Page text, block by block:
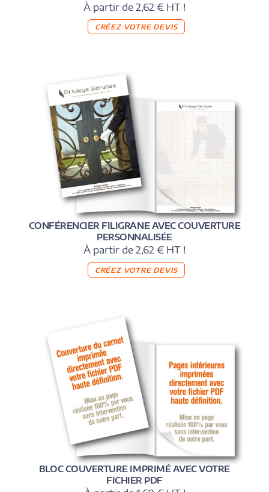
À partir de 2,62 € HT !
CRÉEZ VOTRE DEVIS
CONFÉRENCIER FILIGRANE AVEC COUVERTURE
PERSONNALISÉE
À partir de 2,62 € HT !
CRÉEZ VOTRE DEVIS
BLOC COUVERTURE IMPRIMÉ AVEC VOTRE
FICHIER PDF